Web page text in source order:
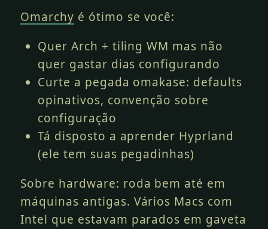
Omarchy é ótimo se você:
Quer Arch + tiling WM mas não
quer gastar dias configurando
Curte a pegada omakase: defaults
opinativos, convenção sobre
configuração
Tá disposto a aprender Hyprland
(ele tem suas pegadinhas)
Sobre hardware: roda bem até em
máquinas antigas. Vários Macs com
Intel que estavam parados em gaveta